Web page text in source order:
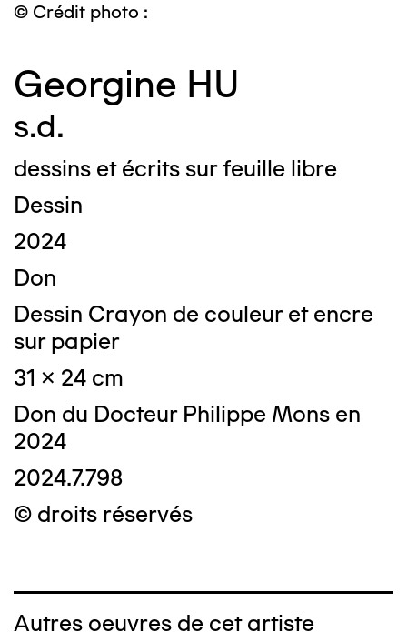
© Crédit photo :
Georgine HU
s.d.
dessins et écrits sur feuille libre
Dessin
2024
Don
Dessin Crayon de couleur et encre
sur papier
31 x 24 cm
Don du Docteur Philippe Mons en
2024
2024.7.798
© droits réservés
Autres oeuvres de cet artiste